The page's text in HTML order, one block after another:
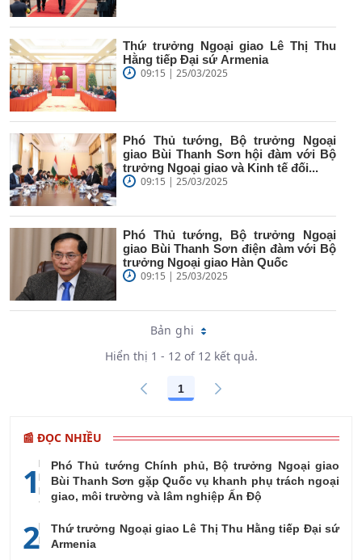
Thứ trưởng Ngoại giao Lê Thị Thu
Hằng tiếp Đại sứ Armenia
09:15 | 25/03/2025
Phó Thủ tướng, Bộ trưởng Ngoại
giao Bùi Thanh Sơn hội đàm với Bộ
trưởng Ngoại giao và Kinh tế đối...
09:15 | 25/03/2025
Phó Thủ tướng, Bộ trưởng Ngoại
giao Bùi Thanh Sơn điện đàm với Bộ
trưởng Ngoại giao Hàn Quốc
09:15 | 25/03/2025
Bản ghi
Hiển thị 1 - 12 of 12 kết quả.
Các trang trên cổng
1
📰 ĐỌC NHIỀU
1
Phó Thủ tướng Chính phủ, Bộ trưởng Ngoại giao
Bùi Thanh Sơn gặp Quốc vụ khanh phụ trách ngoại
giao, môi trường và lâm nghiệp Ấn Độ
2
Thứ trưởng Ngoại giao Lê Thị Thu Hằng tiếp Đại sứ
Armenia